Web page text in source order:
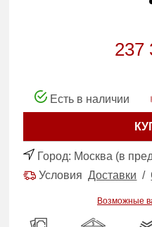
237
Есть в наличии
Город: Москва (в
УсловияДоставки /
Возможные